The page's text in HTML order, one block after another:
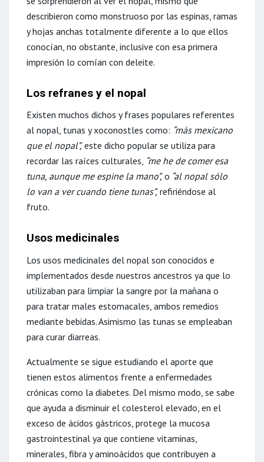
describieron como monstruoso por las espinas, ramas
y hojas anchas totalmente diferente a lo que ellos
conocían, no obstante, inclusive con esa primera
impresión lo comían con deleite.
Los refranes y el nopal
Existen muchos dichos y frases populares referentes
al nopal, tunas y xoconostles como: “más mexicano
que el nopal”,este dicho popular se utiliza para
recordar las raíces culturales, “me he de comer esa
tuna, aunque me espine la mano”,o “al nopal sólo
lo van a ver cuando tiene tunas”,refiriéndose al
fruto.
Usos medicinales
Los usos medicinales del nopal son conocidos e
implementados desde nuestros ancestros ya que lo
utilizaban para limpiar la sangre por la mañana o
para tratar males estomacales, ambos remedios
mediante bebidas. Asimismo las tunas se empleaban
para curar diarreas.
Actualmente se sigue estudiando el aporte que
tienen estos alimentos frente a enfermedades
crónicas como la diabetes. Del mismo modo, se sabe
que ayuda a disminuir el colesterol elevado, en el
exceso de ácidos gástricos, protege la mucosa
gastrointestinal ya que contiene vitaminas,
minerales, fibra y aminoácidos que contribuyen a